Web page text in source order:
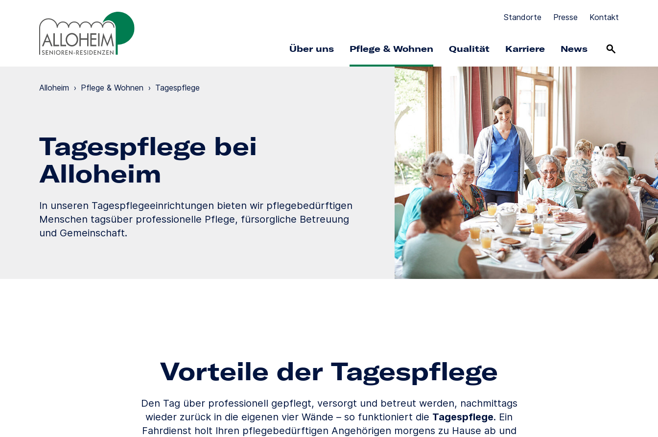
Standorte Presse Kontakt
Über uns Pflege & Wohnen Qualität Karriere News
Alloheim › Pflege & Wohnen › Tagespflege
Tagespflege bei
Alloheim
In unseren Tagespflegeeinrichtungen bieten wir pflegebedürftigen
Menschen tagsüber professionelle Pflege, fürsorgliche Betreuung
und Gemeinschaft.
Vorteile der Tagespflege
Den Tag über professionell gepflegt, versorgt und betreut werden, nachmittags
wieder zurück in die eigenen vier Wände – so funktioniert die Tagespflege. Ein
Fahrdienst holt Ihren pflegebedürftigen Angehörigen morgens zu Hause ab und